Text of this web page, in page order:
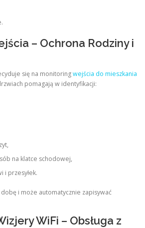
– Ochrona Rodziny i
się na monitoringwejścia do mieszkania
pomagają w identyfikacji:
na klatce schodowej,
i przesyłek.
dobę i może automatycznie zapisywać
WiFi – Obsługa z